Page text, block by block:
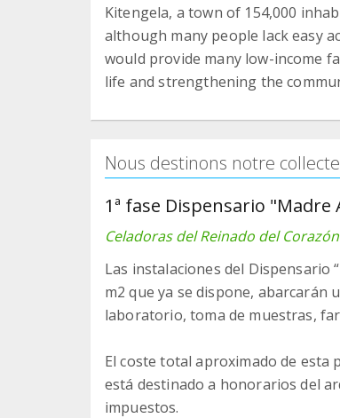
Kitengela, a town of 154,000
although many people lack easy
would provide many low-income
life and strengthening the
Nous destinons notre
1ª fase Dispensario
Celadoras del Reinado del
Las instalaciones del Dispensario
m2 que ya se dispone, abarcarán
laboratorio, toma de muestras,
El coste total aproximado de esta
está destinado a honorarios del
impuestos.